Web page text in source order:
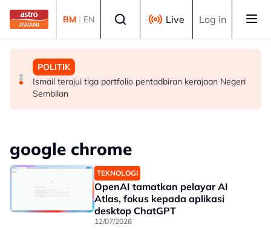
Skip to main content
BM | EN Live Log in
MALAYSIA
LHDN mula siasatan terhadap individu dikenal pasti
dalam RCI Tabung Haji
MALAYSIA
'Pasport terbang': Hanya RM700, sindiket palsukan
rekod pergerakan warga asing
POLITIK
Ismail terajui tiga portfolio pentadbiran kerajaan Negeri
Sembilan
google chrome
TEKNOLOGI
OpenAI tamatkan pelayar AI
Atlas, fokus kepada aplikasi
desktop ChatGPT
12/07/2026